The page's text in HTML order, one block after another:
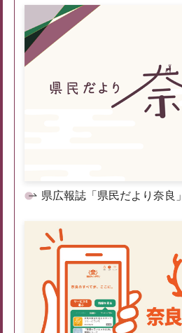
県広報誌「県民だより奈良」